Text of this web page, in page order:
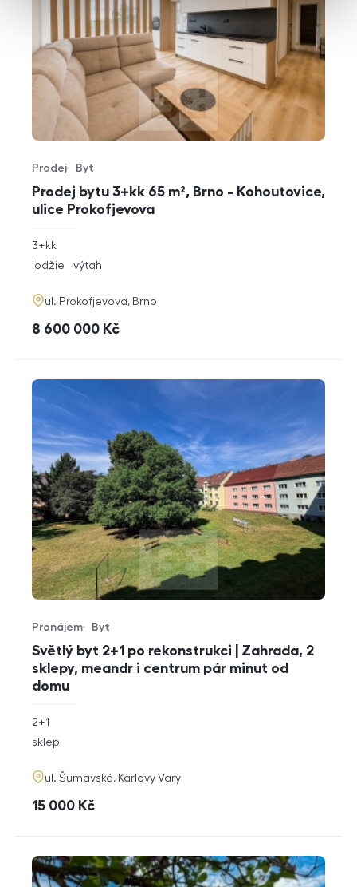
Prodej bytu 3+kk 65 m², Brno - Kohoutovice,
ulice Prokofjevova
Typ nabídky
Prodej
Typ nemovitosti
Byt
rozměry
dispozice
3+kk
funkce
lodžie výtah
adresa
ul. Prokofjevova, Brno
cena
8 600 000 Kč
Světlý byt 2+1 po rekonstrukci | Zahrada, 2
sklepy, meandr i centrum pár minut od
domu
Typ nabídky
Pronájem
Typ nemovitosti
Byt
rozměry
dispozice
2+1
funkce
sklep
adresa
ul. Šumavská, Karlovy Vary
cena
15 000 Kč